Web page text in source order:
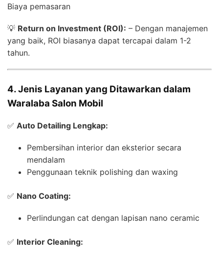
Biaya pemasaran
💡 Return on Investment (ROI): – Dengan manajemen
yang baik, ROI biasanya dapat tercapai dalam 1-2
tahun.
4. Jenis Layanan yang Ditawarkan dalam
Waralaba Salon Mobil
✅ Auto Detailing Lengkap:
Pembersihan interior dan eksterior secara
mendalam
Penggunaan teknik polishing dan waxing
✅ Nano Coating:
Perlindungan cat dengan lapisan nano ceramic
✅ Interior Cleaning: